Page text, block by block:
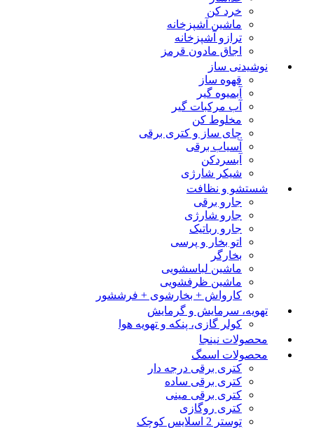
خرد کن
ماشین آشپزخانه
ترازو آشپزخانه
اجاق مادون قرمز
نوشیدنی ساز
قهوه ساز
آبمیوه گیر
آب مرکبات گیر
مخلوط کن
چای ساز و کتری برقی
آسیاب برقی
آبسردکن
شیکر شارژی
شستشو و نظافت
جارو برقی
جارو شارژی
جارو رباتیک
اتو بخار و پرسی
بخارگر
ماشین لباسشویی
ماشین ظرفشویی
کارواش + بخارشوی + فرششور
تهویه، سرمایش و گرمایش
کولر گازی، پنکه و تهویه هوا
محصولات نینجا
محصولات اسمگ
کتری برقی درجه دار
کتری برقی ساده
کتری برقی مینی
کتری روگازی
توستر 2 اسلایس کوچک